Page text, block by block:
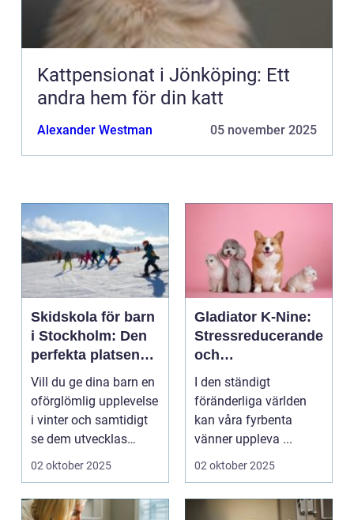
Kattpensionat i Jönköping: Ett
andra hem för din katt
Alexander Westman 05 november 2025
Skidskola för barn
i Stockholm: Den
perfekta platsen
för små blivande
skidåkare
Vill du ge dina barn en
oförglömlig upplevelse
i vinter och samtidigt
se dem utvecklas
p&a...
02 oktober 2025
Gladiator K-Nine:
Stressreducerande
och
ångestdämpande
hundhalsband
I den ständigt
föränderliga världen
kan våra fyrbenta
vänner uppleva ...
02 oktober 2025